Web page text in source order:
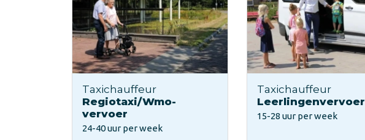
Taxichauffeur
Regiotaxi/Wmo-
vervoer
24-40 uur per week
Taxichauffeur
Leerlingenvervoer
15-28 uur per week